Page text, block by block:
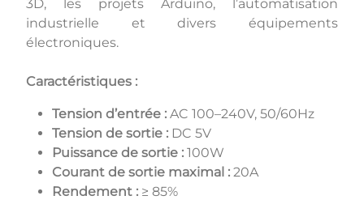
3D, les projets Arduino, l’automatisation
industrielle et divers équipements
électroniques.
Caractéristiques :
Tension d’entrée : AC 100–240V, 50/60Hz
Tension de sortie : DC 5V
Puissance de sortie : 100W
Courant de sortie maximal : 20A
Rendement : ≥ 85%